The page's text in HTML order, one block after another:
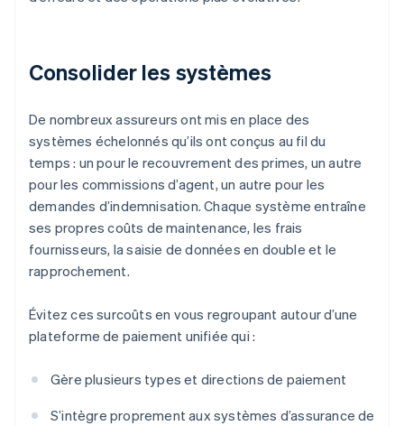
Consolider les systèmes
De nombreux assureurs ont mis en place des
systèmes échelonnés qu’ils ont conçus au fil du
temps : un pour le recouvrement des primes, un autre
pour les commissions d’agent, un autre pour les
demandes d’indemnisation. Chaque système entraîne
ses propres coûts de maintenance, les frais
fournisseurs, la saisie de données en double et le
rapprochement.
Évitez ces surcoûts en vous regroupant autour d’une
plateforme de paiement unifiée qui :
Gère plusieurs types et directions de paiement
S’intègre proprement aux systèmes d’assurance de